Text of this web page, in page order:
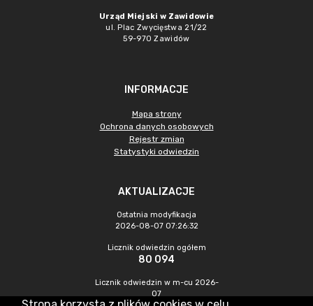
Urząd Miejski w Zawidowie
ul. Plac Zwycięstwa 21/22
59-970 Zawidów
INFORMACJE
Mapa strony
Ochrona danych osobowych
Rejestr zmian
Statystyki odwiedzin
AKTUALIZACJE
Ostatnia modyfikacja
2026-08-07 07:26:32
Licznik odwiedzin ogółem
80 094
Licznik odwiedzin w m-cu 2026-
07